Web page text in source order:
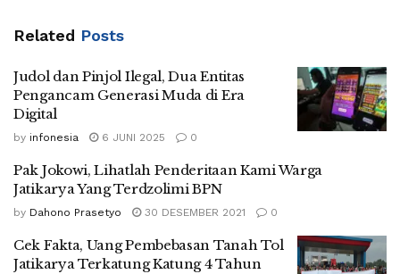
Related Posts
Judol dan Pinjol Ilegal, Dua Entitas
Pengancam Generasi Muda di Era
Digital
by infonesia 6 JUNI 2025 0
Pak Jokowi, Lihatlah Penderitaan Kami Warga
Jatikarya Yang Terdzolimi BPN
by Dahono Prasetyo 30 DESEMBER 2021 0
Cek Fakta, Uang Pembebasan Tanah Tol
Jatikarya Terkatung Katung 4 Tahun